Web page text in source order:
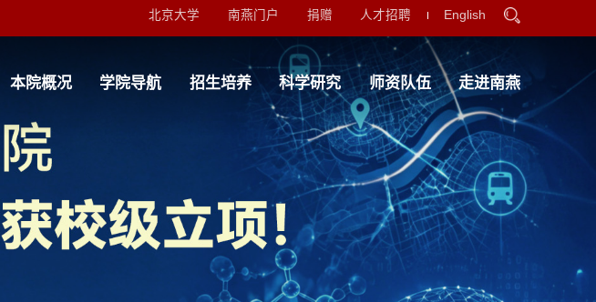
北京大学 南燕门户 捐赠
本院概况 学院导航 招生培养 科学研究 师资